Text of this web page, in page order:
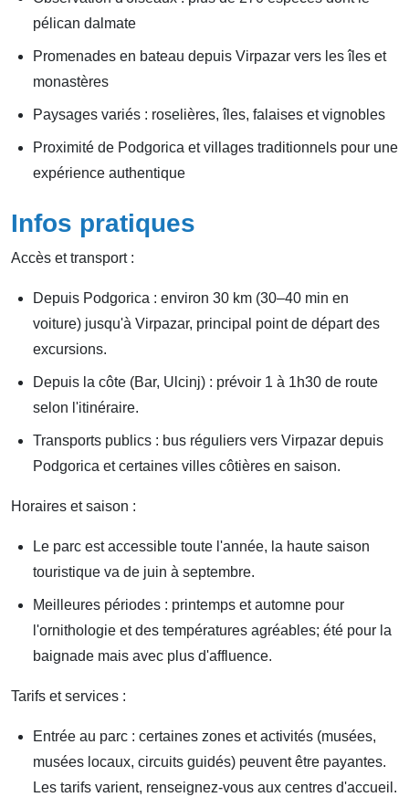
pélican dalmate
Promenades en bateau depuis Virpazar vers les îles et
monastères
Paysages variés : roselières, îles, falaises et vignobles
Proximité de Podgorica et villages traditionnels pour une
expérience authentique
Infos pratiques
Accès et transport :
Depuis Podgorica : environ 30 km (30–40 min en
voiture) jusqu'à Virpazar, principal point de départ des
excursions.
Depuis la côte (Bar, Ulcinj) : prévoir 1 à 1h30 de route
selon l'itinéraire.
Transports publics : bus réguliers vers Virpazar depuis
Podgorica et certaines villes côtières en saison.
Horaires et saison :
Le parc est accessible toute l'année, la haute saison
touristique va de juin à septembre.
Meilleures périodes : printemps et automne pour
l'ornithologie et des températures agréables; été pour la
baignade mais avec plus d'affluence.
Tarifs et services :
Entrée au parc : certaines zones et activités (musées,
musées locaux, circuits guidés) peuvent être payantes.
Les tarifs varient, renseignez-vous aux centres d'accueil.